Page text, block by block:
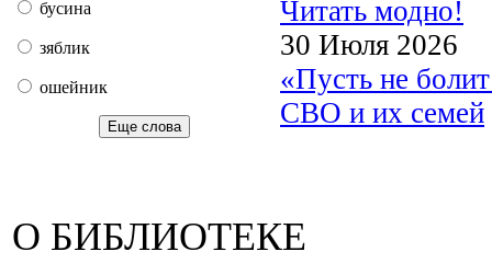
бусина
зяблик
ошейник
Еще слова
Читать модно!
30 Июля 2026
«Пусть не
СВО и их семей
О БИБЛИОТЕКЕ